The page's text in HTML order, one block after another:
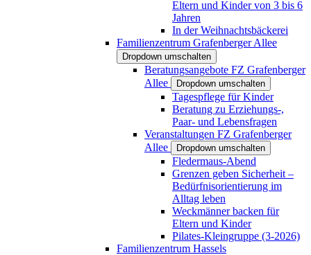
Eltern und Kinder von 3 bis 6
Jahren
In der Weihnachtsbäckerei
Familienzentrum Grafenberger Allee
Dropdown umschalten
Beratungsangebote FZ Grafenberger
Allee
Dropdown umschalten
Tagespflege für Kinder
Beratung zu Erziehungs-,
Paar- und Lebensfragen
Veranstaltungen FZ Grafenberger
Allee
Dropdown umschalten
Fledermaus-Abend
Grenzen geben Sicherheit –
Bedürfnisorientierung im
Alltag leben
Weckmänner backen für
Eltern und Kinder
Pilates-Kleingruppe (3-2026)
Familienzentrum Hassels